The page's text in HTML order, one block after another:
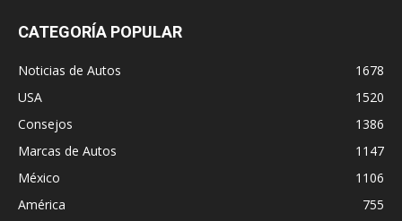
CATEGORÍA POPULAR
Noticias de Autos
1678
USA
1520
Consejos
1386
Marcas de Autos
1147
México
1106
América
755